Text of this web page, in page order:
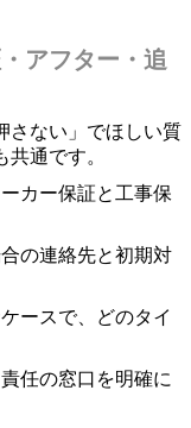
アフター・追
さない」でほしい質
通です。
カー保証と工事保
の連絡先と初期対
ースで、どのタイ
任の窓口を明確に